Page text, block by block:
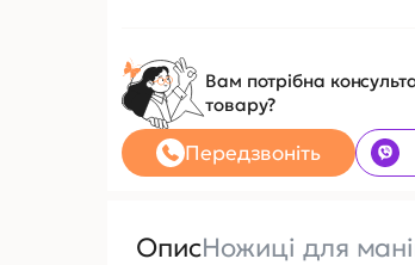
Вам потрібна
товару?
Передзвоніть
ОписНожиці для